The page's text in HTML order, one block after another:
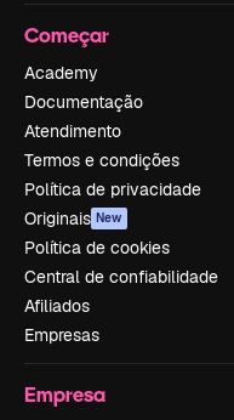
Começar
Academy
Documentação
Atendimento
Termos e condições
Política de privacidade
Originais New
Política de cookies
Central de confiabilidade
Afiliados
Empresas
Empresa